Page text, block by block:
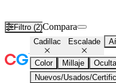
Filtro (2)Compara
Cadillac Escalade
Color Millaje
Nuevos/Usados/